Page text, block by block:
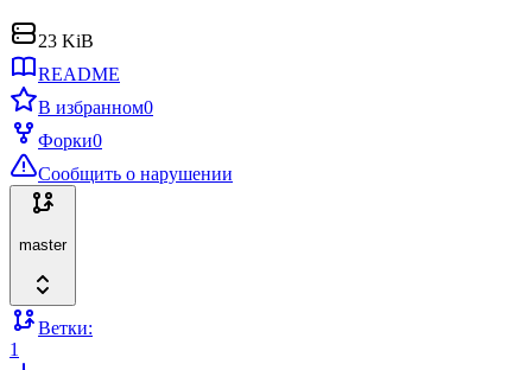
23 KiB
README
В избранном0
Форки0
Сообщить о нарушении
master
Ветки:
1